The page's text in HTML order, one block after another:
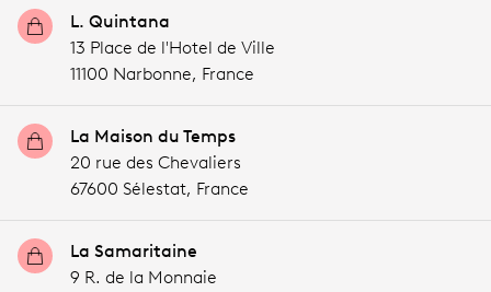
L. Quintana
13 Place de l'Hotel de Ville
11100 Narbonne, France
La Maison du Temps
20 rue des Chevaliers
67600 Sélestat, France
La Samaritaine
9 R. de la Monnaie